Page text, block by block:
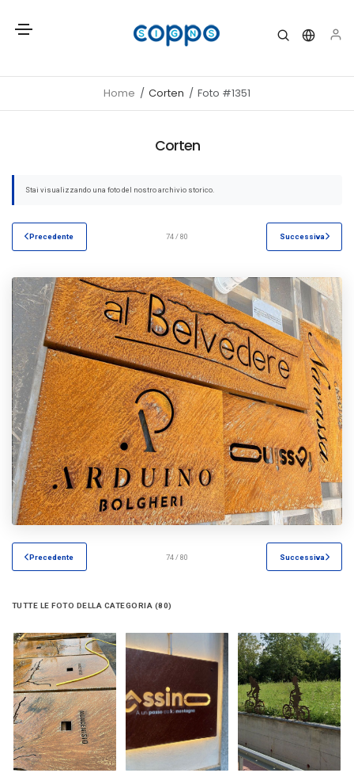
Home Corten Foto #1351
Corten
Stai visualizzando una foto del nostro archivio storico.
Precedente 74 / 80 Successiva
Precedente 74 / 80 Successiva
TUTTE LE FOTO DELLA CATEGORIA (80)